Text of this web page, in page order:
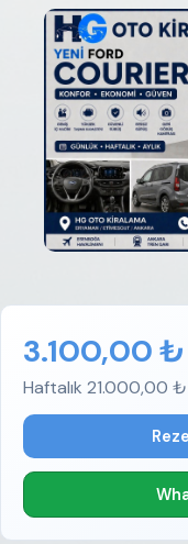
3.100,00 ₺
Haftalık 21.000,00